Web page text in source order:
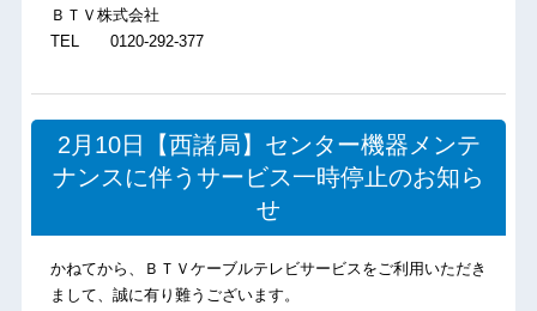
ＢＴＶ株式会社
TEL 0120-292-377
2月10日【西諸局】センター機器メンテ
ナンスに伴うサービス一時停止のお知ら
せ
かねてから、ＢＴＶケーブルテレビサービスをご利用いただき
まして、誠に有り難うございます。